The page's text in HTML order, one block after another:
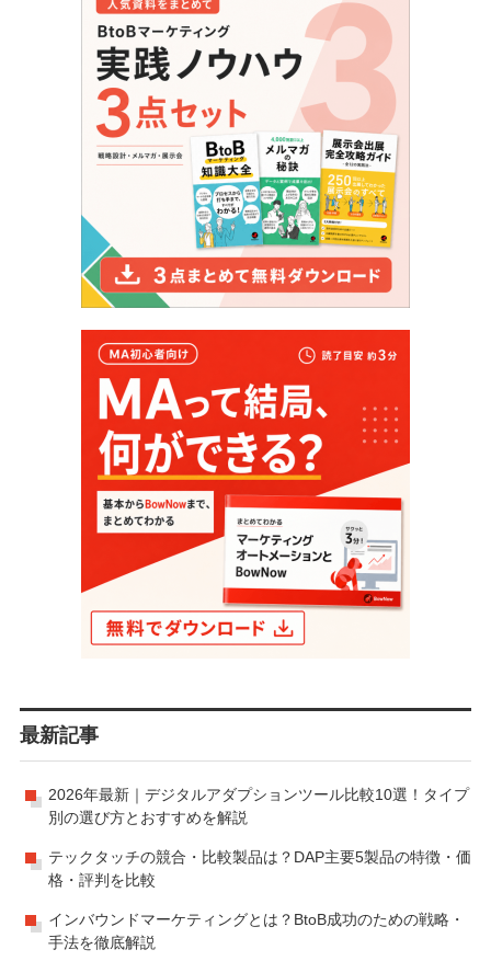
最新記事
2026年最新｜デジタルアダプションツール比較10選！タイプ
別の選び方とおすすめを解説
テックタッチの競合・比較製品は？DAP主要5製品の特徴・価
格・評判を比較
インバウンドマーケティングとは？BtoB成功のための戦略・
手法を徹底解説